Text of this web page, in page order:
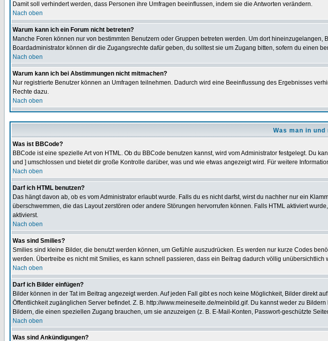
Damit soll verhindert werden, dass Personen ihre Umfragen beeinflussen, indem sie die Antworten verändern.
Nach oben
Warum kann ich ein Forum nicht betreten?
Manche Foren können nur von bestimmten Benutzern oder Gruppen betreten werden. Um dort
Boardadministrator können dir die Zugangsrechte dafür geben, du solltest sie um Zugang bitten, sofern du einen
Nach oben
Warum kann ich bei Abstimmungen nicht mitmachen?
Nur registrierte Benutzer können an Umfragen teilnehmen. Dadurch wird eine Beeinflussung des Ergebnisses
Rechte dazu.
Nach oben
Was man in
Was ist BBCode?
BBCode ist eine spezielle Art von HTML. Ob du BBCode benutzen kannst, wird vom Administrator festgelegt. Du
und ] umschlossen und bietet dir große Kontrolle darüber, was und wie etwas angezeigt wird. Für weitere
Nach oben
Darf ich HTML benutzen?
Das hängt davon ab, ob es vom Administrator erlaubt wurde. Falls du es nicht darfst, wirst du nachher nur ein
überschwemmen, die das Layout zerstören oder andere Störungen hervorrufen können. Falls HTML aktiviert
aktivierst.
Nach oben
Was sind Smilies?
Smilies sind kleine Bilder, die benutzt werden können, um Gefühle auszudrücken. Es werden nur kurze Codes
werden. Übertreibe es nicht mit Smilies, es kann schnell passieren, dass ein Beitrag dadurch völlig
Nach oben
Darf ich Bilder einfügen?
Bilder können in der Tat im Beitrag angezeigt werden. Auf jeden Fall gibt es noch keine Möglichkeit, Bilder direkt
Öffentlichkeit zugänglichen Server befindet. Z. B. http://www.meineseite.de/meinbild.gif. Du kannst weder zu
Bildern, die einen speziellen Zugang brauchen, um sie anzuzeigen (z. B. E-Mail-Konten, Passwort-geschützte
Nach oben
Was sind Ankündigungen?